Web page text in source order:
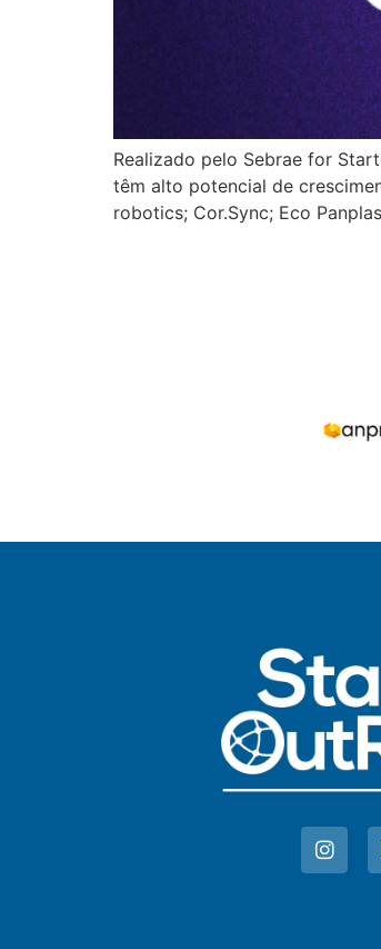
Realizado pelo Sebrae for
têm alto potencial de
robotics; Cor.Sync; Eco